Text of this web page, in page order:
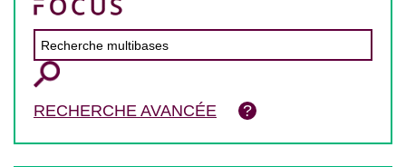
RECHERCHE AVANCÉE